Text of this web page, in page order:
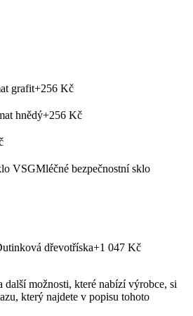
grafit+256 Kč
hnědý+256 Kč
Mléčné bezpečnostní sklo
dřevotříska+1 047 Kč
možnosti, které nabízí výrobce, si
který najdete v popisu tohoto